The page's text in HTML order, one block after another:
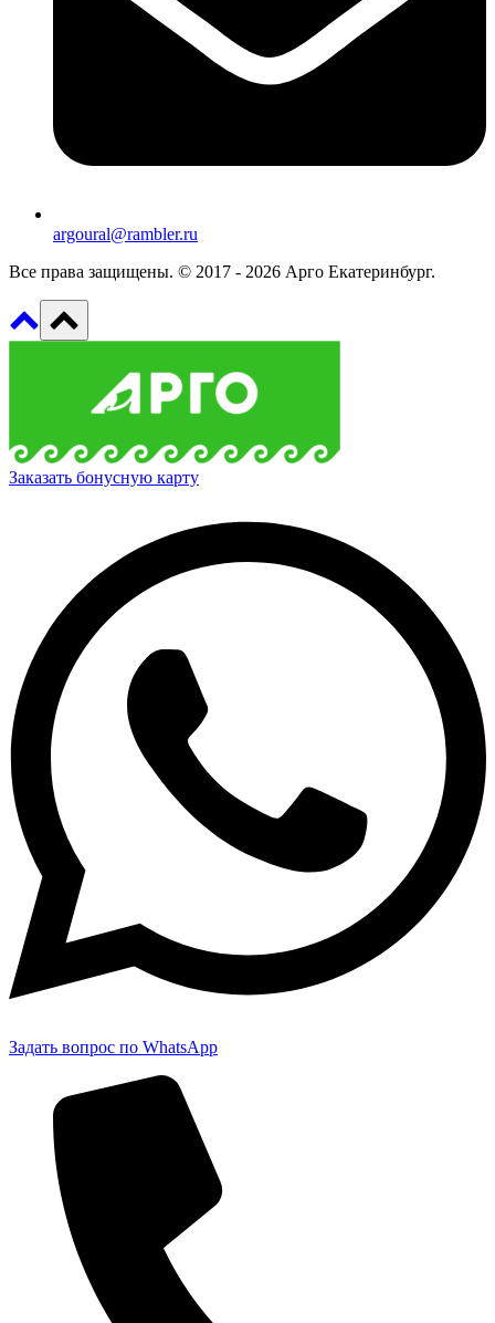
argoural@rambler.ru
Все права защищены. © 2017 - 2026 Арго Екатеринбург.
Заказать бонусную карту
Задать вопрос по WhatsApp